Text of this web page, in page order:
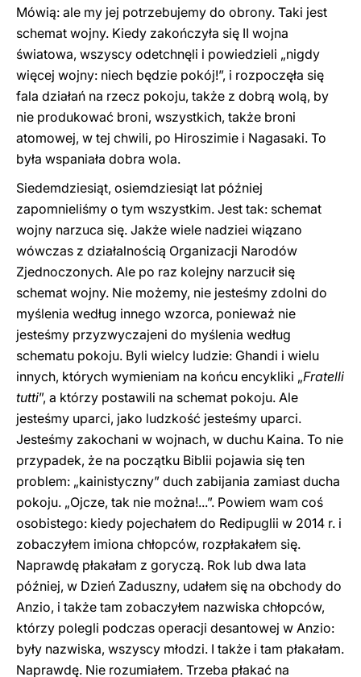
Mówią: ale my jej potrzebujemy do obrony. Taki jest
schemat wojny. Kiedy zakończyła się II wojna
światowa, wszyscy odetchnęli i powiedzieli „nigdy
więcej wojny: niech będzie pokój!”, i rozpoczęła się
fala działań na rzecz pokoju, także z dobrą wolą, by
nie produkować broni, wszystkich, także broni
atomowej, w tej chwili, po Hiroszimie i Nagasaki. To
była wspaniała dobra wola.
Siedemdziesiąt, osiemdziesiąt lat później
zapomnieliśmy o tym wszystkim. Jest tak: schemat
wojny narzuca się. Jakże wiele nadziei wiązano
wówczas z działalnością Organizacji Narodów
Zjednoczonych. Ale po raz kolejny narzucił się
schemat wojny. Nie możemy, nie jesteśmy zdolni do
myślenia według innego wzorca, ponieważ nie
jesteśmy przyzwyczajeni do myślenia według
schematu pokoju. Byli wielcy ludzie: Ghandi i wielu
innych, których wymieniam na końcu encykliki „Fratelli
tutti”, a którzy postawili na schemat pokoju. Ale
jesteśmy uparci, jako ludzkość jesteśmy uparci.
Jesteśmy zakochani w wojnach, w duchu Kaina. To nie
przypadek, że na początku Biblii pojawia się ten
problem: „kainistyczny” duch zabijania zamiast ducha
pokoju. „Ojcze, tak nie można!...”. Powiem wam coś
osobistego: kiedy pojechałem do Redipuglii w 2014 r. i
zobaczyłem imiona chłopców, rozpłakałem się.
Naprawdę płakałam z goryczą. Rok lub dwa lata
później, w Dzień Zaduszny, udałem się na obchody do
Anzio, i także tam zobaczyłem nazwiska chłopców,
którzy polegli podczas operacji desantowej w Anzio:
były nazwiska, wszyscy młodzi. I także i tam płakałam.
Naprawdę. Nie rozumiałem. Trzeba płakać na